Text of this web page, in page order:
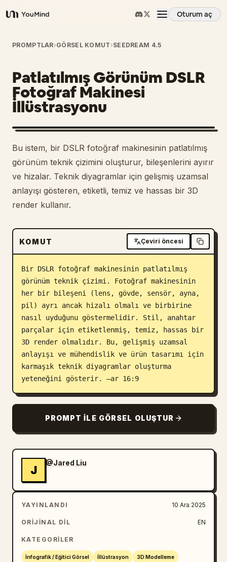
YouMind
Oturum aç
Genel Bakış
Kullanım Senaryoları
Beceriler
İstemler
Fiyatlandırma
İndir
Blog
Güncellemeler
PROMPTLAR›GÖRSEL KOMUT ›SEEDREAM 4.5
Patlatılmış Görünüm DSLR
Fotoğraf Makinesi
İllüstrasyonu
Bu istem, bir DSLR fotoğraf makinesinin patlatılmış
görünüm teknik çizimini oluşturur, bileşenlerini ayırır
ve hizalar. Teknik diyagramlar için gelişmiş uzamsal
anlayışı gösteren, etiketli, temiz ve hassas bir 3D
render kullanır.
KOMUT Çeviri öncesi
Bir DSLR fotoğraf makinesinin patlatılmış
görünüm teknik çizimi. Fotoğraf makinesinin
her bir bileşeni (lens, gövde, sensör, ayna,
pil) ayrı ancak hizalı olmalı ve birbirine
nasıl uyduğunu göstermelidir. Stil, anahtar
parçalar için etiketlenmiş, temiz, hassas bir
3D render olmalıdır. Bu, gelişmiş uzamsal
anlayışı ve mühendislik ve ürün tasarımı için
karmaşık teknik diyagramlar oluşturma
yeteneğini gösterir. –ar 16:9
PROMPT ILE GÖRSEL OLUŞTUR
J
@Jared Liu
YAYINLANDI 10 Ara 2025
ORIJINAL DIL EN
KATEGORILER
İnfografik / Eğitici Görsel İllüstrasyon 3D Modelleme